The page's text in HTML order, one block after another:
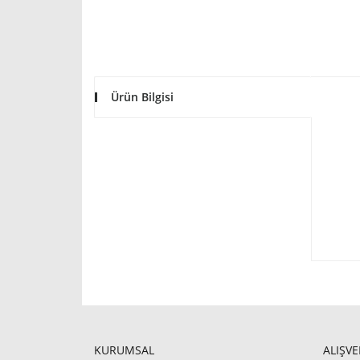
Ürün Bilgisi
KURUMSAL